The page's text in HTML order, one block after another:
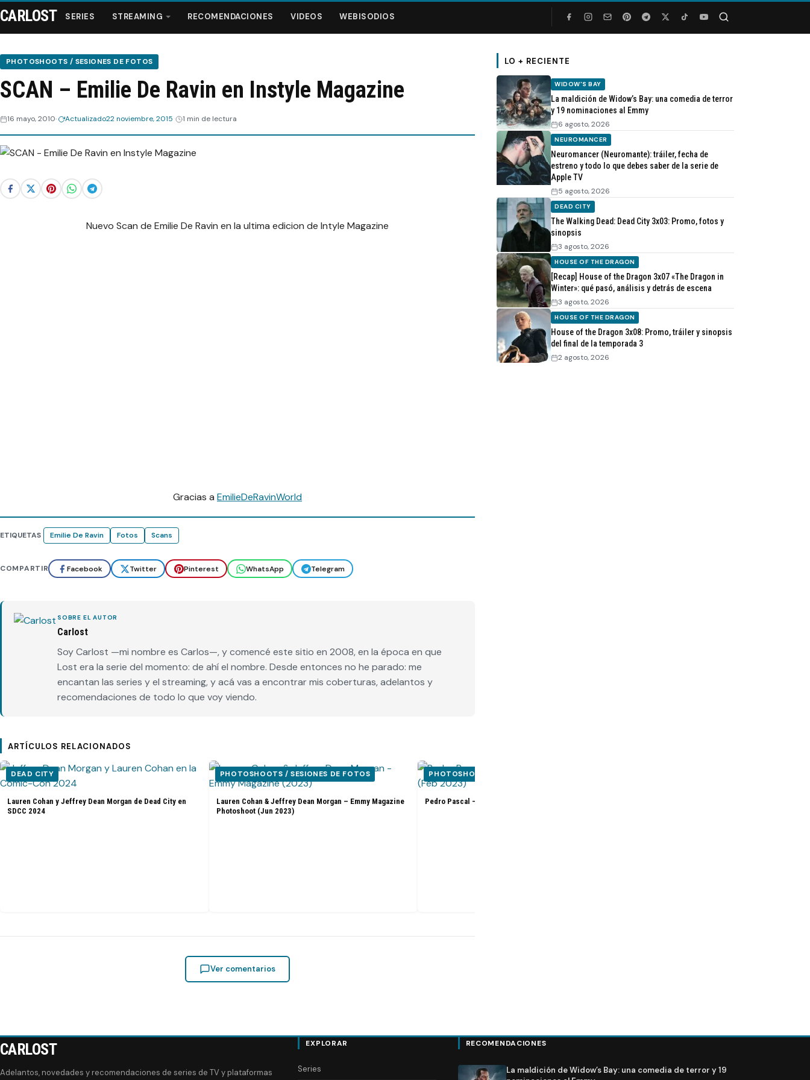
Series
Streaming
Recomendaciones
Videos
CARLOST SERIES STREAMING RECOMENDACIONES VIDEOS WEBISODIOS
PHOTOSHOOTS / SESIONES DE FOTOS
SCAN – Emilie De Ravin en Instyle Magazine
16 mayo, 2010 Actualizado22 noviembre, 2015 1 min de lectura
Nuevo Scan de Emilie De Ravin en la ultima edicion de Intyle Magazine
Gracias a EmilieDeRavinWorld
ETIQUETAS Emilie De Ravin Fotos Scans
COMPARTIR Facebook Twitter Pinterest WhatsApp Telegram
SOBRE EL AUTOR
Carlost
Soy Carlost —mi nombre es Carlos—, y comencé este sitio en 2008, en la época en que
Lost era la serie del momento: de ahí el nombre. Desde entonces no he parado: me
encantan las series y el streaming, y acá vas a encontrar mis coberturas, adelantos y
recomendaciones de todo lo que voy viendo.
ARTÍCULOS RELACIONADOS
DEAD CITY
Lauren Cohan y Jeffrey Dean Morgan de Dead City en
SDCC 2024
PHOTOSHOOTS / SESIONES DE FOTOS
Lauren Cohan & Jeffrey Dean Morgan – Emmy Magazine
Photoshoot (Jun 2023)
PHOTOSHOOTS / SESIONES DE FOTOS
Pedro Pascal – Flaunt Magazine Photoshoot (Feb 2023)
Ver comentarios
LO + RECIENTE
WIDOW'S BAY
La maldición de Widow’s Bay: una comedia de terror
y 19 nominaciones al Emmy
6 agosto, 2026
NEUROMANCER
Neuromancer (Neuromante): tráiler, fecha de
estreno y todo lo que debes saber de la serie de
Apple TV
5 agosto, 2026
DEAD CITY
The Walking Dead: Dead City 3x03: Promo, fotos y
sinopsis
3 agosto, 2026
HOUSE OF THE DRAGON
[Recap] House of the Dragon 3x07 «The Dragon in
Winter»: qué pasó, análisis y detrás de escena
3 agosto, 2026
HOUSE OF THE DRAGON
House of the Dragon 3x08: Promo, tráiler y sinopsis
del final de la temporada 3
2 agosto, 2026
CARLOST
Adelantos, novedades y recomendaciones de series de TV y plataformas
EXPLORAR
Series
RECOMENDACIONES
La maldición de Widow’s Bay: una comedia de terror y 19